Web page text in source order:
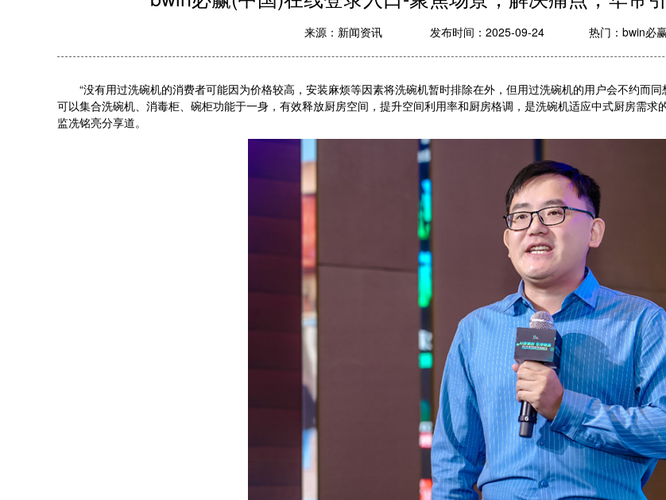
来源： 新闻资讯 发布时间：2025-09-24 热门： bwin必
“没有用过洗碗机的消费者可能因为价格较高，安装麻烦等因素将洗碗机暂时排除在外，但用过洗碗机的用户会不约而同
可以集合洗碗机、消毒柜、碗柜功能于一身，有效释放厨房空间，提升空间利用率和厨房格调，是洗碗机适应中式厨房需
监冼铭亮分享道。